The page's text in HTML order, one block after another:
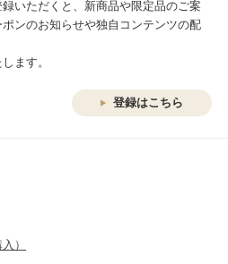
いただくと、新商品や限定品のご案
ンのお知らせや独自コンテンツの配
ます。
登録はこちら
）